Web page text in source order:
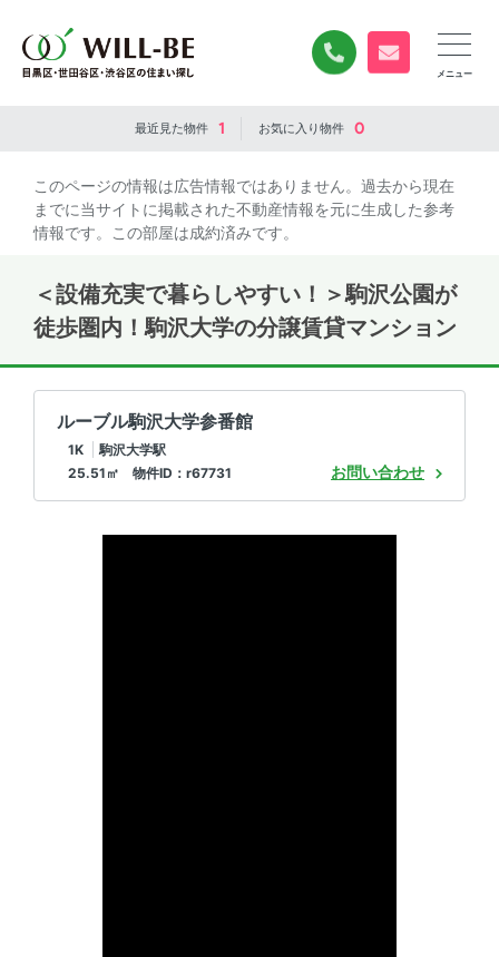
0120-840-834
無料お問い合
最近見た物件 1 お気に入り物件 0
このページの情報は広告情報ではありません。過去から現在
までに当サイトに掲載された不動産情報を元に生成した参考
情報です。この部屋は成約済みです。
＜設備充実で暮らしやすい！＞駒沢公園が
徒歩圏内！駒沢大学の分譲賃貸マンション
ルーブル駒沢大学参番館
1K
駒沢大学駅
25.51㎡ 物件ID：r67731
お問い合わせ